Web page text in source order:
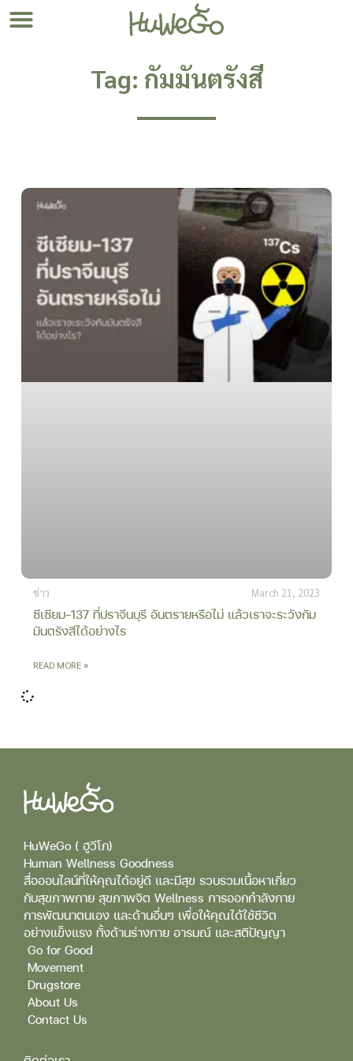
Tag: กัมมันตรังสี
ข่าว
ซีเซียม-137 ที่ปราจีนบุรี อันตรายหรือไม่ แล้วเราจะระวังกัม
มันตรังสีได้อย่างไร
READ MORE »
March 21, 2023
HuWeGo ( ฮูวีโก)
Human Wellness Goodness
สื่อออนไลน์ที่ให้คุณได้อยู่ดี และมีสุข รวบรวมเนื้อหาเกี่ยว
กับสุขภาพกาย สุขภาพจิต Wellness การออกกำลังกาย
การพัฒนาตนเอง และด้านอื่นๆ เพื่อให้คุณได้ใช้ชีวิต
อย่างแข็งแรง ทั้งด้านร่างกาย อารมณ์ และสติปัญญา
Go for Good
Movement
Drugstore
About Us
Contact Us